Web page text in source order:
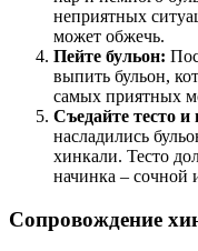
неприятных
может обжечь.
Пейте бульон:
выпить бульон,
самых приятных
Съедайте тесто и
насладились
хинкали. Тесто
начинка – сочной
Сопровождение